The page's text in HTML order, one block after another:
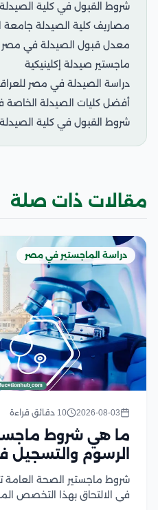
شروط القبول في كلية الصيدلة
مصاريف كلية الصيدلة جامعة
معدل قبول الصيدلة في مصر
ماجستير صيدلة إكلينيكية
دراسة الصيدلة في مصر
أفضل كليات الصيدلة
شروط القبول في كلية
مقالات ذات صلة
دراسة الماجستير في مصر
2026-08-03 10 دقائق قراءة
ما هي شروط
الرسوم والتسجيل في
شروط ماجستير الصحة العامة
في الالتحاق بهذا التخصص